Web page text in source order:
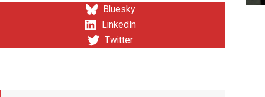
Bluesky
LinkedIn
Twitter